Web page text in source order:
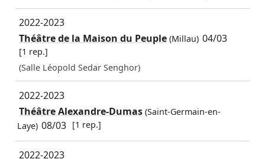
2022-2023
Théâtre de la Maison du Peuple(Millau) 04/03
[1 rep.]
(Salle Léopold Sedar Senghor)
2022-2023
Théâtre Alexandre-Dumas(Saint-Germain-en-
Laye) 08/03 [1 rep.]
2022-2023